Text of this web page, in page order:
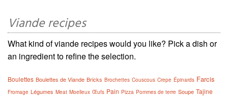
Viande recipes
What kind of viande recipes would you like? Pick a dish or
an ingredient to refine the selection.
Boulettes Boulettes de Viande Bricks Brochettes Couscous Crepe Épinards Farcis
Fromage Légumes Meat Moelleux Œufs Pain Pizza Pommes de terre Soupe Tajine